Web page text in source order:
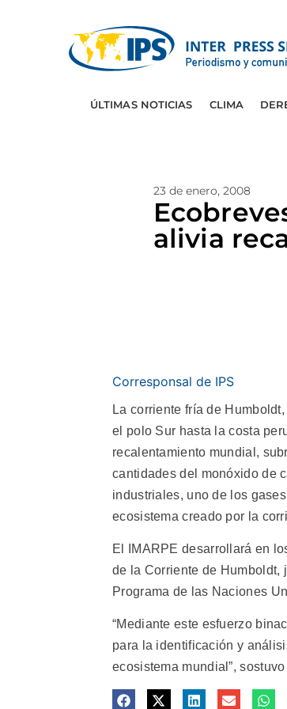
ÚLTIMAS NOTICIAS CLIMA
23 de enero, 2008
alivia
Corresponsal de IPS
La corriente fría de
el polo Sur hasta la costa
recalentamiento mundial,
cantidades del monóxido de
industriales, uno de los
ecosistema creado por la
El IMARPE desarrollará en
de la Corriente de Humboldt,
Programa de las Naciones
“Mediante este esfuerzo
para la identificación y
ecosistema mundial”,